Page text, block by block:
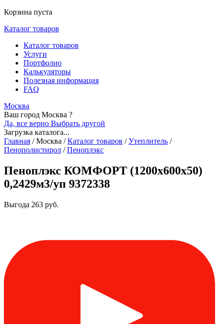
Корзина пуста
Каталог товаров
Каталог товаров
Услуги
Портфолио
Калькуляторы
Полезная информация
FAQ
Москва
Ваш город Москва ?
Да, все верно Выбрать другой
Загрузка каталога...
Главная /Москва / Каталог товаров / Утеплитель /
Пенополистирол / Пеноплэкс
Пеноплэкс КОМФОРТ (1200х600х50)
0,2429м3/уп 9372338
Выгода 263 руб.